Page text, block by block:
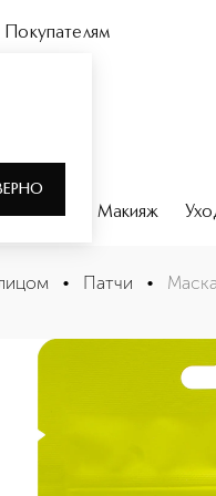
Покупателям
Макияж
эффектом для
• Патчи •